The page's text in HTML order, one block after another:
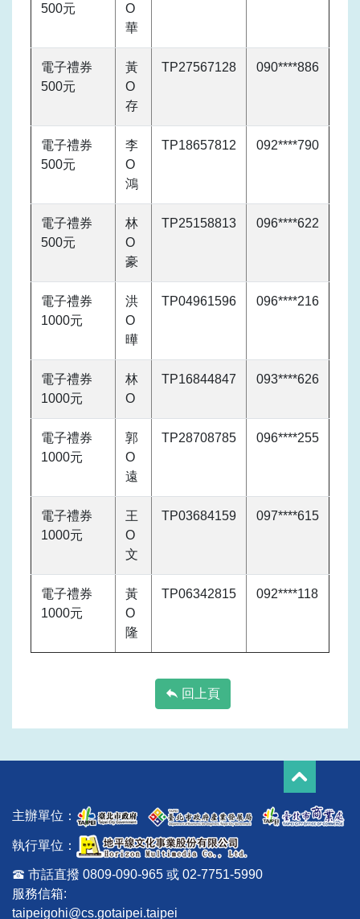
500元
O
華
電子禮券
500元
黃
O
存
TP27567128 090****886
電子禮券
500元
李
O
鴻
TP18657812 092****790
電子禮券
500元
林
O
豪
TP25158813 096****622
電子禮券
1000元
洪
O
曄
TP04961596 096****216
電子禮券
1000元
林
O
TP16844847 093****626
電子禮券
1000元
郭
O
遠
TP28708785 096****255
電子禮券
1000元
王
O
文
TP03684159 097****615
電子禮券
1000元
黃
O
隆
TP06342815 092****118
回上頁
主辦單位：
執行單位：
市話直撥 0809-090-965 或 02-7751-5990
服務信箱:
taipeigohi@cs.gotaipei.taipei